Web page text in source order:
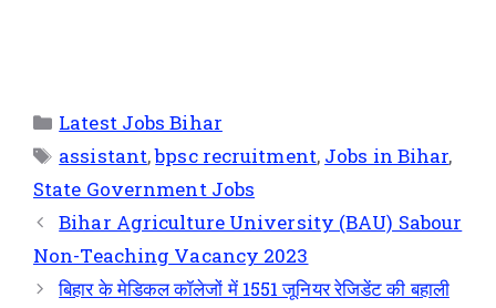
Latest Jobs Bihar
assistant,bpsc recruitment, Jobs in Bihar,
State Government Jobs
Bihar Agriculture University (BAU) Sabour
Non-Teaching Vacancy 2023
बिहार के मेडिकल कॉलेजों में 1551 जूनियर रेजिडेंट की बहाली